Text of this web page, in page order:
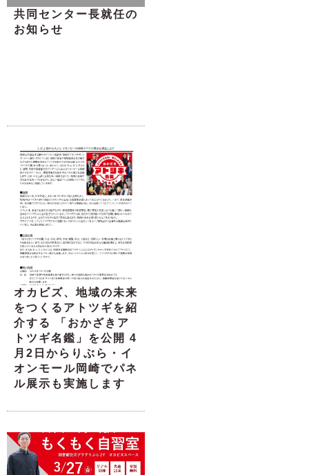
共同センター長就任の
お知らせ
オカビズ、地域の未来
をつくるアトツギを紹
介する 「おかざきア
トツギ名鑑」を公開 4
月2日からりぶら・イ
オンモール岡崎でパネ
ル展示も実施します